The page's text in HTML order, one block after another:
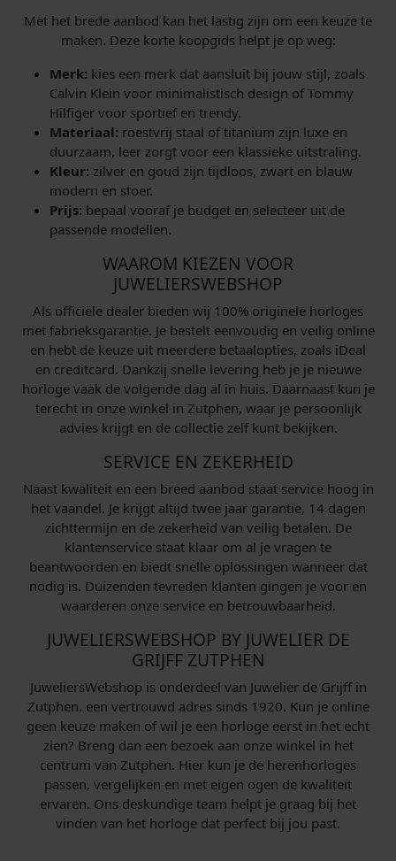
Met het brede aanbod kan het lastig zijn om een keuze te
maken. Deze korte koopgids helpt je op weg:
Merk: kies een merk dat aansluit bij jouw stijl, zoals
Calvin Klein voor minimalistisch design of Tommy
Hilfiger voor sportief en trendy.
Materiaal: roestvrij staal of titanium zijn luxe en
duurzaam, leer zorgt voor een klassieke uitstraling.
Kleur: zilver en goud zijn tijdloos, zwart en blauw
modern en stoer.
Prijs: bepaal vooraf je budget en selecteer uit de
passende modellen.
WAAROM KIEZEN VOOR
JUWELIERSWEBSHOP
Als officiële dealer bieden wij 100% originele horloges
met fabrieksgarantie. Je bestelt eenvoudig en veilig online
en hebt de keuze uit meerdere betaalopties, zoals iDeal
en creditcard. Dankzij snelle levering heb je je nieuwe
horloge vaak de volgende dag al in huis. Daarnaast kun je
terecht in onze winkel in Zutphen, waar je persoonlijk
advies krijgt en de collectie zelf kunt bekijken.
SERVICE EN ZEKERHEID
Naast kwaliteit en een breed aanbod staat service hoog in
het vaandel. Je krijgt altijd twee jaar garantie, 14 dagen
zichttermijn en de zekerheid van veilig betalen. De
klantenservice staat klaar om al je vragen te
beantwoorden en biedt snelle oplossingen wanneer dat
nodig is. Duizenden tevreden klanten gingen je voor en
waarderen onze service en betrouwbaarheid.
JUWELIERSWEBSHOP BY JUWELIER DE
GRIJFF ZUTPHEN
JuweliersWebshop is onderdeel van Juwelier de Grijff in
Zutphen, een vertrouwd adres sinds 1920. Kun je online
geen keuze maken of wil je een horloge eerst in het echt
zien? Breng dan een bezoek aan onze winkel in het
centrum van Zutphen. Hier kun je de herenhorloges
passen, vergelijken en met eigen ogen de kwaliteit
ervaren. Ons deskundige team helpt je graag bij het
vinden van het horloge dat perfect bij jou past.